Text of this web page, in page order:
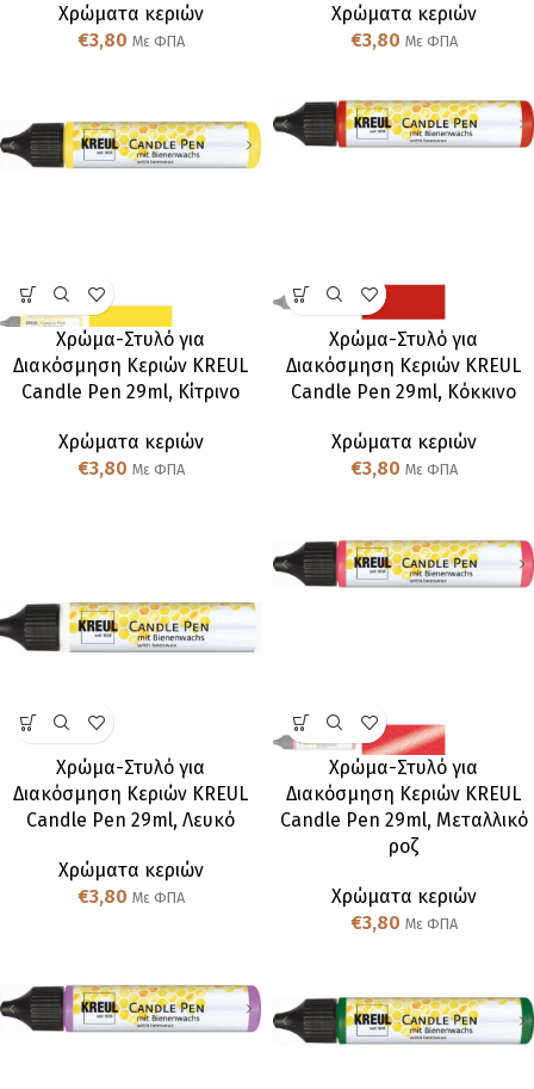
Χρώματα κεριών
€3,80 Με ΦΠΑ
Χρώματα κεριών
€3,80 Με ΦΠΑ
Χρώμα-Στυλό για
Διακόσμηση Κεριών KREUL
Candle Pen 29ml, Κίτρινο
Χρώματα κεριών
€3,80 Με ΦΠΑ
Χρώμα-Στυλό για
Διακόσμηση Κεριών KREUL
Candle Pen 29ml, Κόκκινο
Χρώματα κεριών
€3,80 Με ΦΠΑ
Χρώμα-Στυλό για
Διακόσμηση Κεριών KREUL
Candle Pen 29ml, Λευκό
Χρώματα κεριών
€3,80 Με ΦΠΑ
Χρώμα-Στυλό για
Διακόσμηση Κεριών KREUL
Candle Pen 29ml, Μεταλλικό
ροζ
Χρώματα κεριών
€3,80 Με ΦΠΑ